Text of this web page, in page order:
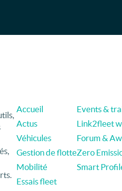
Accueil
Actus
Véhicules
Gestion de flotte
Mobilité
Essais fleet
Events &
Link2fleet
Forum &
Zero
Smart